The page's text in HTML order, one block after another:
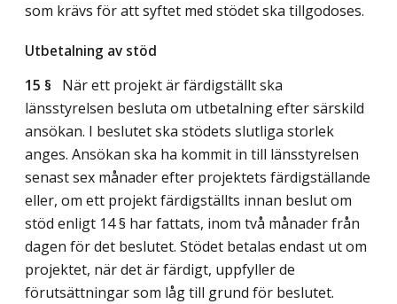
som krävs för att syftet med stödet ska tillgodoses.
Utbetalning av stöd
15 § När ett projekt är färdigställt ska
länsstyrelsen besluta om utbetalning efter särskild
ansökan. I beslutet ska stödets slutliga storlek
anges. Ansökan ska ha kommit in till länsstyrelsen
senast sex månader efter projektets färdigställande
eller, om ett projekt färdigställts innan beslut om
stöd enligt 14 § har fattats, inom två månader från
dagen för det beslutet. Stödet betalas endast ut om
projektet, när det är färdigt, uppfyller de
förutsättningar som låg till grund för beslutet.